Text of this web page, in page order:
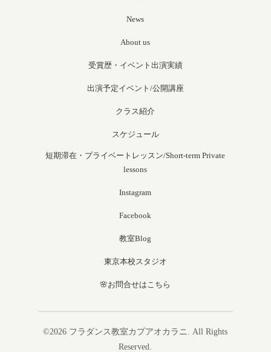
News
About us
受賞歴・イベント出演実績
出演予定イベント/公開講座
クラス紹介
スケジュール
短期滞在・プライベートレッスン/Short-term Private
lessons
Instagram
Facebook
教室Blog
東京本校スタジオ
🌸お問合せはこちら
©2026 フラダンス教室カプアオカラニ
. All Rights
Reserved.